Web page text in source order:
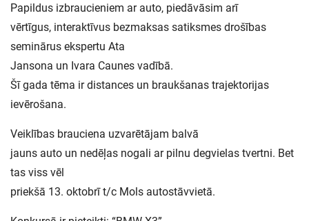
Papildus izbraucieniem ar auto, piedāvāsim arī
vērtīgus, interaktīvus bezmaksas satiksmes drošības
seminārus ekspertu Ata
Jansona un Ivara Caunes vadībā.
Šī gada tēma ir distances un braukšanas trajektorijas
ievērošana.
Veiklības brauciena uzvarētājam balvā
jauns auto un nedēļas nogali ar pilnu degvielas tvertni. Bet
tas viss vēl
priekšā 13. oktobrī t/c Mols autostāvvietā.